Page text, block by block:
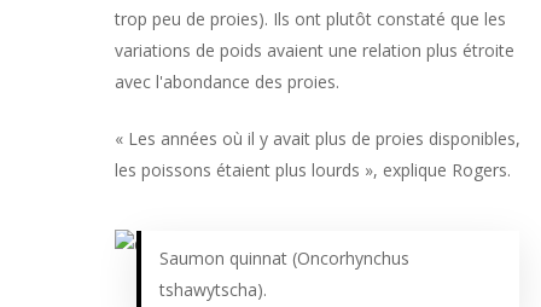
trop peu de proies). Ils ont plutôt constaté que les
variations de poids avaient une relation plus étroite
avec l'abondance des proies.
« Les années où il y avait plus de proies disponibles,
les poissons étaient plus lourds », explique Rogers.
Saumon quinnat (Oncorhynchus
tshawytscha).